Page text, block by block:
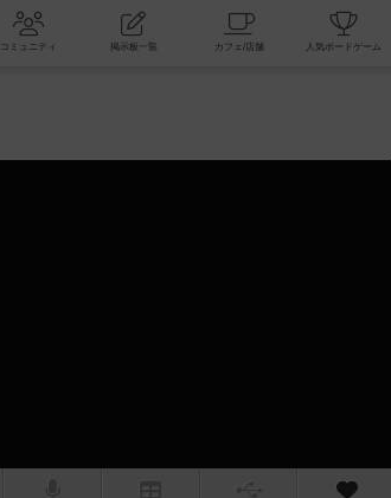
ーム会 コミュニティ 掲示板一覧 カフェ/店舗